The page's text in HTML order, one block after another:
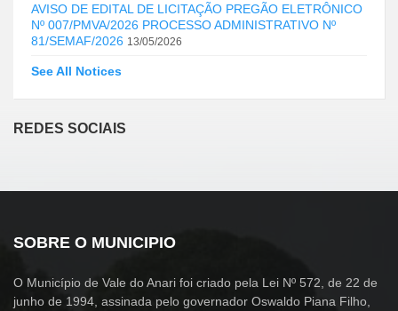
AVISO DE EDITAL DE LICITAÇÃO PREGÃO ELETRÔNICO
Nº 007/PMVA/2026 PROCESSO ADMINISTRATIVO Nº
81/SEMAF/2026 13/05/2026
See All Notices
REDES SOCIAIS
SOBRE O MUNICIPIO
O Município de Vale do Anari foi criado pela Lei Nº 572, de 22 de
junho de 1994, assinada pelo governador Oswaldo Piana Filho,